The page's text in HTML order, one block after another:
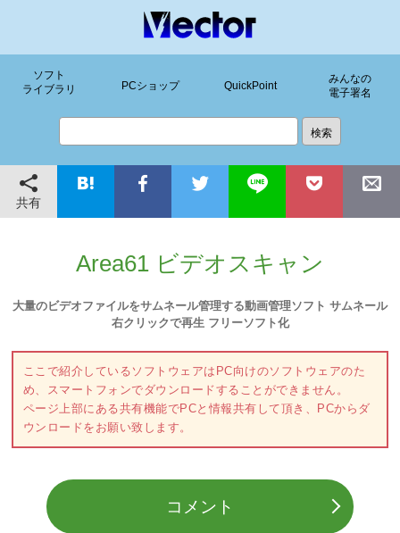
ソフト
ライブラリ
PCショップ QuickPoint
みんなの
電子署名
共有
Area61 ビデオスキャン
大量のビデオファイルをサムネール管理する動画管理ソフト サムネール
右クリックで再生 フリーソフト化
ここで紹介しているソフトウェアはPC向けのソフトウェアのた
め、スマートフォンでダウンロードすることができません。
ページ上部にある共有機能でPCと情報共有して頂き、PCからダ
ウンロードをお願い致します。
コメント